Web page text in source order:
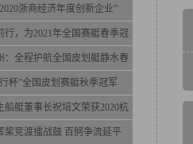
浙商经济年度创新企业”
行，为2021年全国赛艇春季冠
：全程护航全国皮划艇静水春
杯”全国皮划赛艇秋季冠军
船艇董事长祝培文荣获2020杭
桨竞渡擂战鼓 百舸争流延平